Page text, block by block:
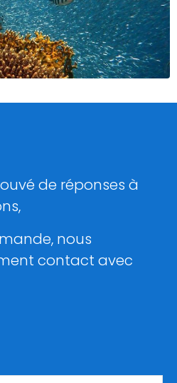
de réponses à
nous
contact avec